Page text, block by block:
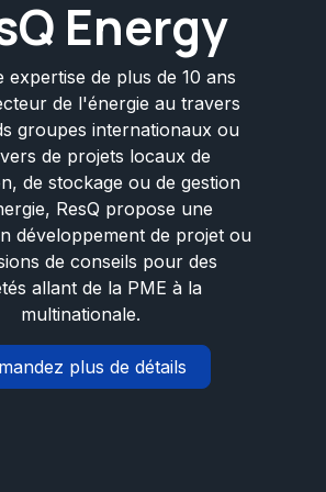
Energy
expertise de plus de 10 ans
de l'énergie au travers
groupes internationaux ou
de projets locaux de
de stockage ou de gestion
ResQ propose une
développement de projet ou
de conseils pour des
allant de la PME à la
multinationale.
plus de détails